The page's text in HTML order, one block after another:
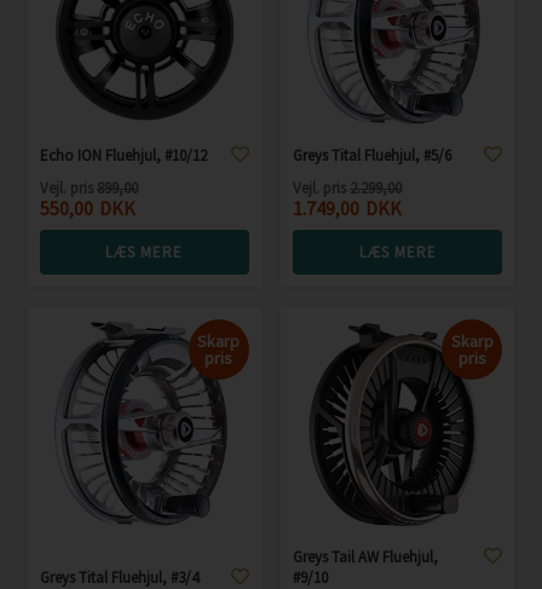
Echo ION Fluehjul, #10/12
Vejl. pris899,00
550,00 DKK
LÆS MERE
Greys Tital Fluehjul, #5/6
Vejl. pris 2.299,00
1.749,00 DKK
LÆS MERE
Skarp
pris
Greys Tital Fluehjul, #3/4
Skarp
pris
Greys Tail AW Fluehjul,
#9/10